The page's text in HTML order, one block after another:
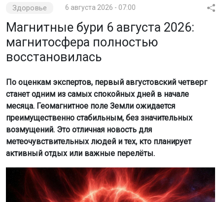
Здоровье 6 августа 2026 - 07:00
Магнитные бури 6 августа 2026:
магнитосфера полностью
восстановилась
По оценкам экспертов, первый августовский четверг
станет одним из самых спокойных дней в начале
месяца. Геомагнитное поле Земли ожидается
преимущественно стабильным, без значительных
возмущений. Это отличная новость для
метеочувствительных людей и тех, кто планирует
активный отдых или важные перелёты.